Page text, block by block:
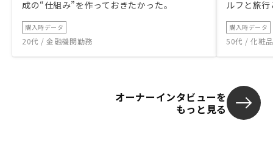
成の“仕組み”を作っておきたかった。
購入時データ
20代 / 金融機関勤務
ルフと旅
購入時データ
50代 / 化粧
オーナーインタビューを
もっと見る